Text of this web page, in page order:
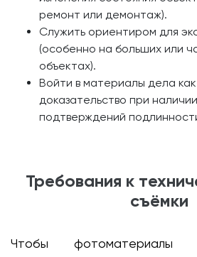
ремонт или демонтаж).
Служить ориентиром для
(особенно на больших или
объектах).
Войти в материалы дела
доказательство при
подтверждений
Требования к
съёмки
Чтобы фотоматериалы